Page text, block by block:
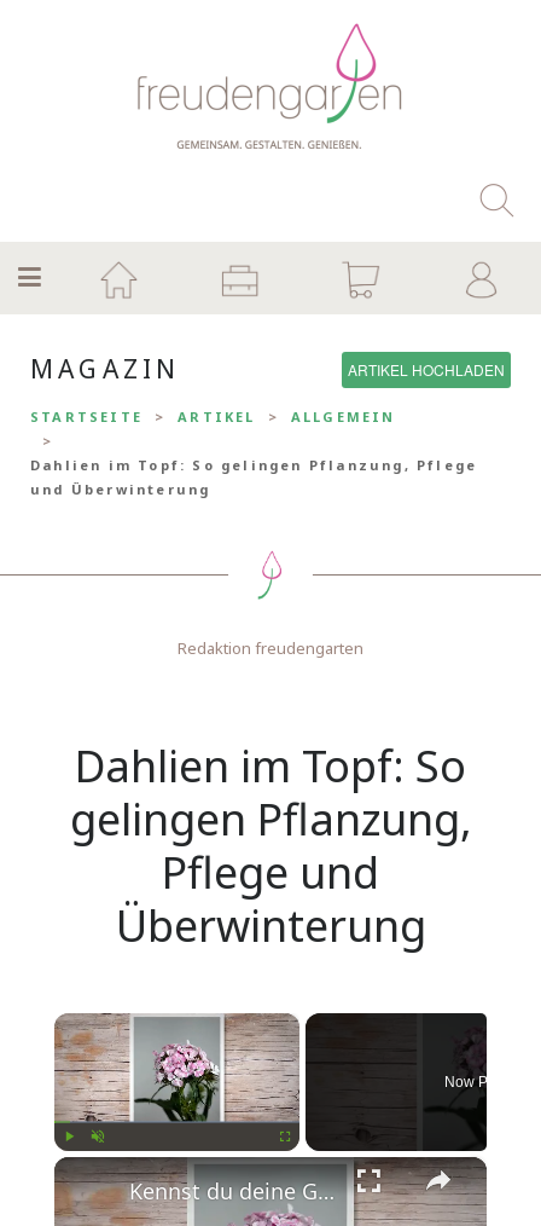
MAGAZIN ARTIKEL HOCHLADEN
STARTSEITE ARTIKEL ALLGEMEIN
Dahlien im Topf: So gelingen Pflanzung, Pflege
und Überwinterung
Redaktion freudengarten
Dahlien im Topf: So
gelingen Pflanzung,
Pflege und
Überwinterung
×
Fullscreen
Now Playing
×
Kennst du deine Geburtsblume?